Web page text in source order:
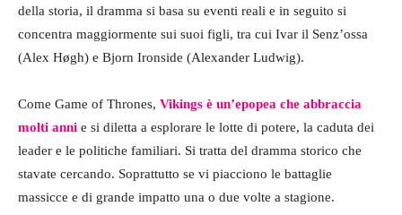
della storia, il dramma si basa su eventi reali e in seguito si
concentra maggiormente sui suoi figli, tra cui Ivar il Senz’ossa
(Alex Høgh) e Bjorn Ironside (Alexander Ludwig).
Come Game of Thrones, Vikings è un’epopea che abbraccia
molti anni e si diletta a esplorare le lotte di potere, la caduta dei
leader e le politiche familiari. Si tratta del dramma storico che
stavate cercando. Soprattutto se vi piacciono le battaglie
massicce e di grande impatto una o due volte a stagione.